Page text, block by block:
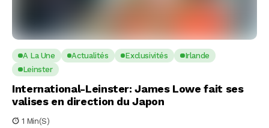
A La Une Actualités Exclusivités
Irlande
Leinster
International-Leinster: James Lowe fait ses
valises en direction du Japon
1 Min(s)